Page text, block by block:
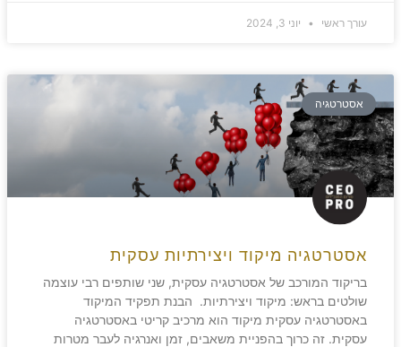
עורך ראשי יוני 3, 2024
אסטרטגיה
אסטרטגיה מיקוד ויצירתיות עסקית
בריקוד המורכב של אסטרטגיה עסקית, שני שותפים רבי עוצמה
שולטים בראש: מיקוד ויצירתיות. הבנת תפקיד המיקוד
באסטרטגיה עסקית מיקוד הוא מרכיב קריטי באסטרטגיה
עסקית. זה כרוך בהפניית משאבים, זמן ואנרגיה לעבר מטרות